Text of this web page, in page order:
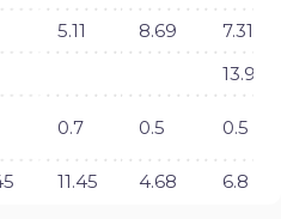
5.11 8.69
7.31
13.9
0.7 0.5 0.5
11.45 4.68 6.8